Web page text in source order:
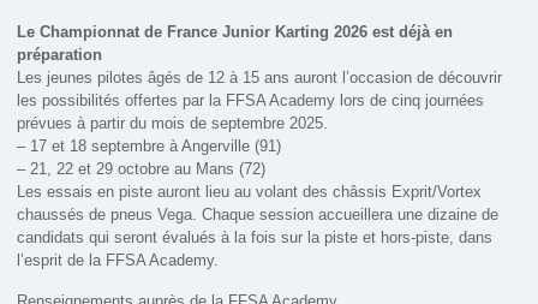
Le Championnat de France Junior Karting 2026 est déjà en
préparation
Les jeunes pilotes âgés de 12 à 15 ans auront l’occasion de découvrir
les possibilités offertes par la FFSA Academy lors de cinq journées
prévues à partir du mois de septembre 2025.
– 17 et 18 septembre à Angerville (91)
– 21, 22 et 29 octobre au Mans (72)
Les essais en piste auront lieu au volant des châssis Exprit/Vortex
chaussés de pneus Vega. Chaque session accueillera une dizaine de
candidats qui seront évalués à la fois sur la piste et hors-piste, dans
l’esprit de la FFSA Academy.